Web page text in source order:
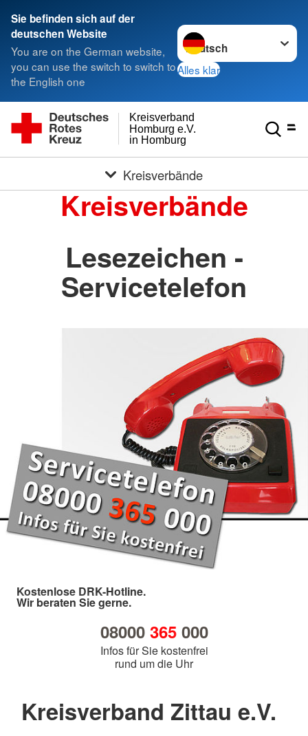
Sie befinden sich auf der
deutschen Website
You are on the German website,
you can use the switch to switch to
the English one
Sprache wechseln zu
Alles klar
in Homburg
Homburg e.V.
Kreisverband
Kreisverbände
Kreisverbände
Lesezeichen -
Servicetelefon
Kostenlose DRK-Hotline.
Wir beraten Sie gerne.
08000 365000
Infos für Sie kostenfrei
rund um die Uhr
Kreisverband Zittau e.V.